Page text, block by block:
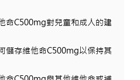
命C500mg對兒童和成人的建
儲存維他命C500mg以保持其